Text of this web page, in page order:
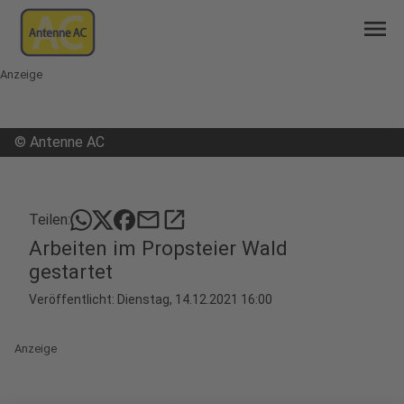
menu
Anzeige
© Antenne AC
Teilen: mailopen_in_new
Arbeiten im Propsteier Wald
gestartet
Veröffentlicht: Dienstag, 14.12.2021 16:00
Anzeige